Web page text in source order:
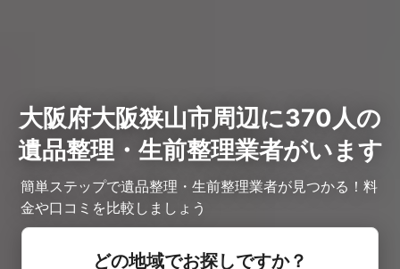
大阪府大阪狭山市周辺に370人の
遺品整理・生前整理業者がいます
簡単ステップで遺品整理・生前整理業者が見つかる！料
金や口コミを比較しましょう
どの地域でお探しですか？